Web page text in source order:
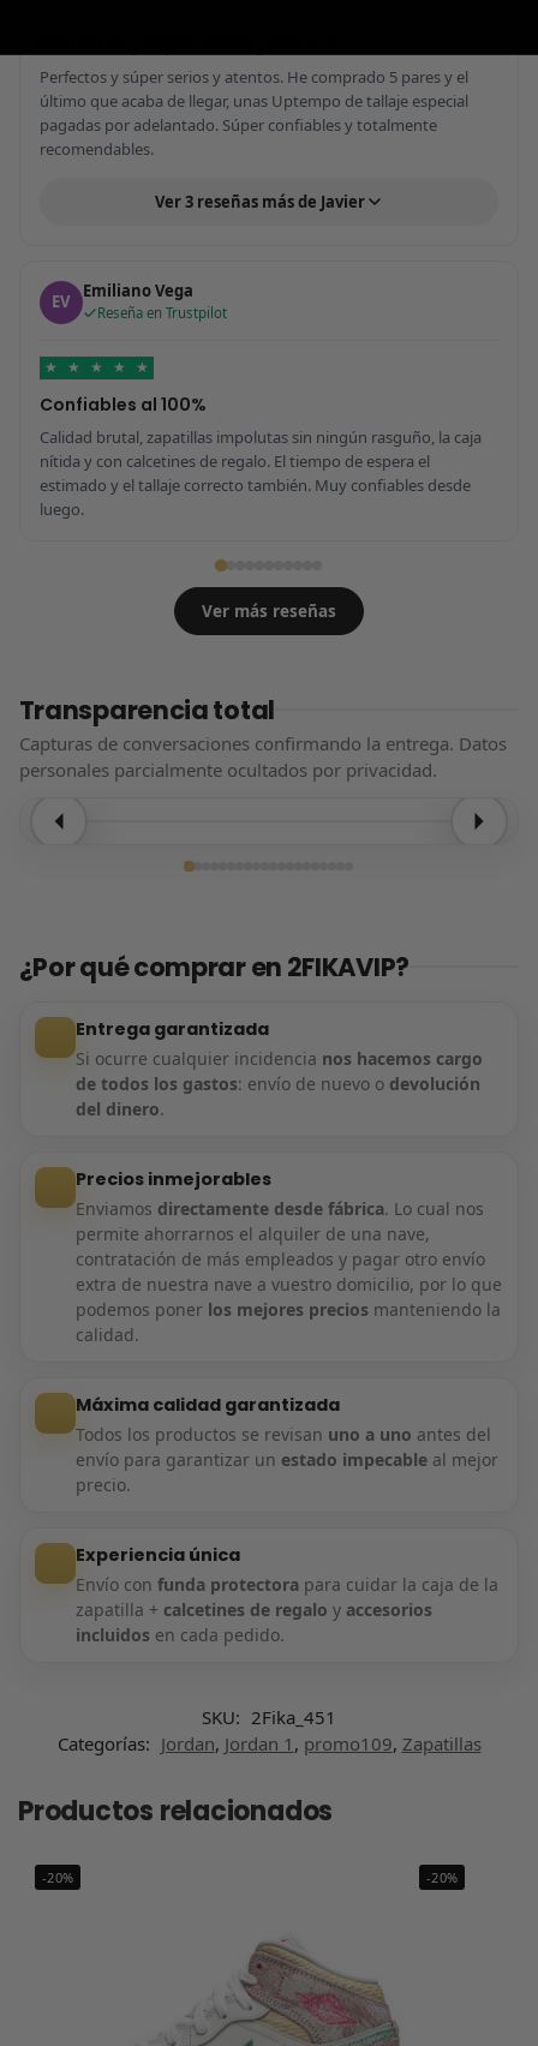
Perfectos y súper serios y atentos. He comprado 5 pares y el
último que acaba de llegar, unas Uptempo de tallaje especial
pagadas por adelantado. Súper confiables y totalmente
recomendables.
Ver 3 reseñas más de Javier
EV Emiliano Vega
Reseña en Trustpilot
★ ★ ★ ★ ★
Confiables al 100%
Calidad brutal, zapatillas impolutas sin ningún rasguño, la caja
nítida y con calcetines de regalo. El tiempo de espera el
estimado y el tallaje correcto también. Muy confiables desde
luego.
Ver más reseñas
Transparencia total
Capturas de conversaciones confirmando la entrega. Datos
personales parcialmente ocultados por privacidad.
¿Por qué comprar en 2FIKAVIP?
Entrega garantizada
Si ocurre cualquier incidencia nos hacemos cargo
de todos los gastos: envío de nuevo o devolución
del dinero.
Precios inmejorables
Enviamos directamente desde fábrica. Lo cual nos
permite ahorrarnos el alquiler de una nave,
contratación de más empleados y pagar otro envío
extra de nuestra nave a vuestro domicilio, por lo que
podemos poner los mejores precios manteniendo la
calidad.
Máxima calidad garantizada
Todos los productos se revisan uno a uno antes del
envío para garantizar un estado impecableal mejor
precio.
Experiencia única
Envío con funda protectorapara cuidar la caja de la
zapatilla + calcetines de regalo y accesorios
incluidos en cada pedido.
SKU: 2Fika_451
Categorías: Jordan, Jordan 1 , promo109, Zapatillas
Productos relacionados
-20% -20%